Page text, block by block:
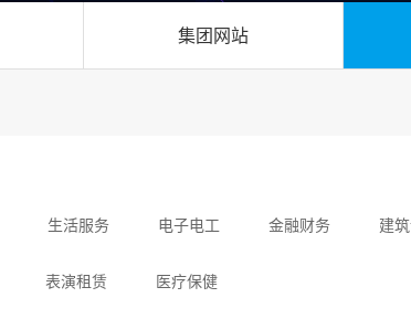
集团网站
生活服务 电子电工 金融财务 建
表演租赁 医疗保健